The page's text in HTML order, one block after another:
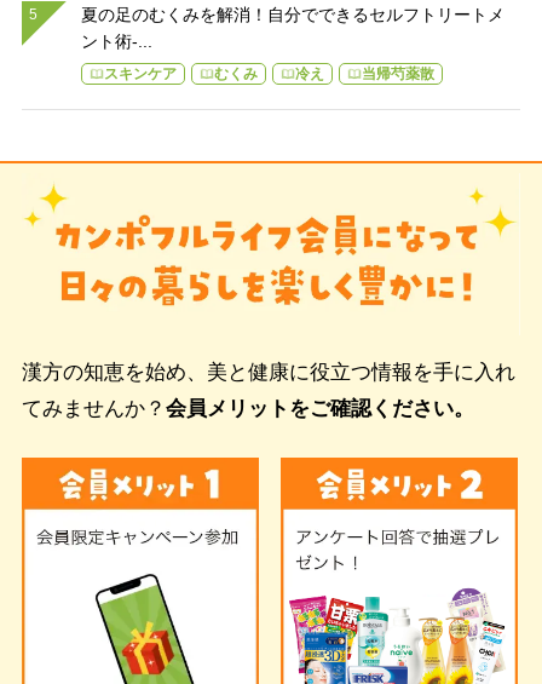
夏の足のむくみを解消！自分でできるセルフトリートメ
ント術-...
スキンケア むくみ 冷え 当帰芍薬散
漢方の知恵を始め、美と健康に役立つ情報を手に入れ
てみませんか？ 会員メリットをご確認ください。